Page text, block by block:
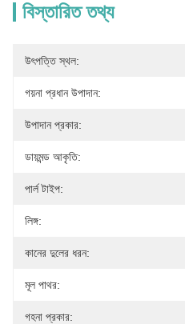
বিস্তারিত তথ্য
উৎপত্তি স্থল:
গয়না প্রধান উপাদান:
উপাদান প্রকার:
ডায়মন্ড আকৃতি:
পার্ল টাইপ:
লিঙ্গ:
কানের দুলের ধরন:
মূল পাথর:
গহনা প্রকার: